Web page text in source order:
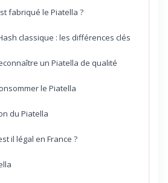
fabriqué le Piatella ?
classique : les différences clés
un Piatella de qualité
le Piatella
du Piatella
il légal en France ?